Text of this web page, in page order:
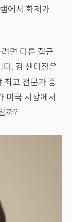
에서 화제가
면 다른 접근
. 김 센터장은
최고 전문가 중
미국 시장에서
까?